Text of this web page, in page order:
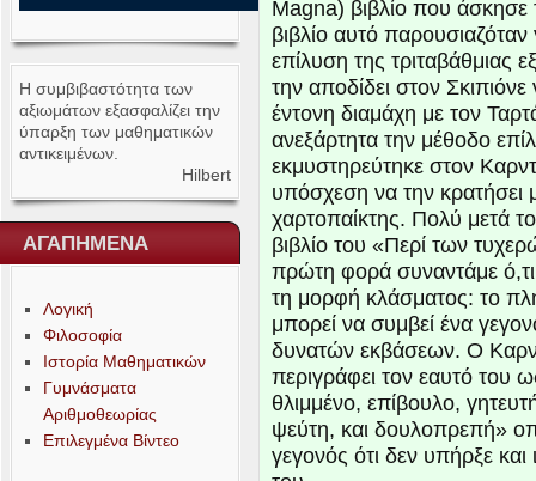
Η συμβιβαστότητα των
αξιωμάτων εξασφαλίζει την
ύπαρξη των μαθηματικών
αντικειμένων.
Hilbert
ΑΓΑΠΗΜΕΝΑ
Λογική
Φιλοσοφία
Ιστορία Μαθηματικών
Γυμνάσματα
Αριθμοθεωρίας
Επιλεγμένα Βίντεο
Magna) βιβλίο που άσκησε
βιβλίο αυτό
επίλυση της
την αποδίδει στον
έντονη διαμάχη με τον
ανεξάρτητα την μέθοδο
εκμυστηρεύτηκε στον
υπόσχεση να την
χαρτοπαίκτης. Πολύ μετά
βιβλίο του «Περί των
πρώτη φορά συναντάμε
τη μορφή κλάσματος: το
μπορεί να συμβεί ένα
δυνατών εκβάσεων. Ο
περιγράφει τον εαυτό του
θλιμμένο, επίβουλο,
ψεύτη, και δουλοπρεπή»
γεγονός ότι δεν υπήρξε